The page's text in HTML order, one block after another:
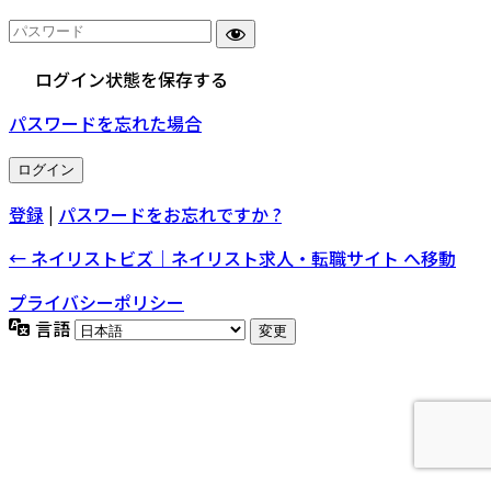
ログイン状態を保存する
パスワードを忘れた場合
登録 | パスワードをお忘れですか ?
← ネイリストビズ｜ネイリスト求人・転職サイト へ移動
プライバシーポリシー
言語